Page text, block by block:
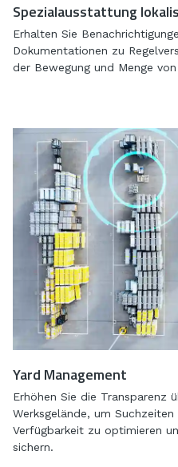
Spezialausstattung
Erhalten Sie
Dokumentationen zu
der Bewegung und Menge
Yard Management
​​Erhöhen Sie die Transparenz
Werksgelände, um
Verfügbarkeit zu optimieren
sichern. ​